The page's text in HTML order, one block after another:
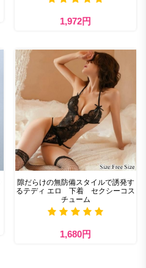
1,972円
隙だらけの無防備スタイルで誘発す
るテディ エロ 下着 セクシーコス
チューム
1,680円